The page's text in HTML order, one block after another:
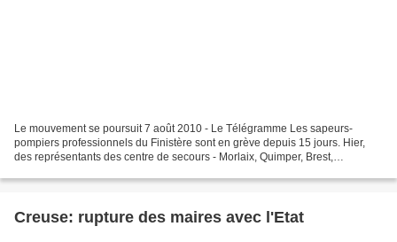
Le mouvement se poursuit 7 août 2010 - Le Télégramme Les sapeurs-
pompiers professionnels du Finistère sont en grève depuis 15 jours. Hier,
des représentants des centre de secours - Morlaix, Quimper, Brest,
Creuse: rupture des maires avec l'Etat